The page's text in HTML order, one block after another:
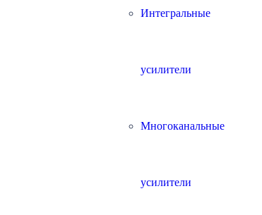
Интегральные
усилители
Многоканальные
усилители